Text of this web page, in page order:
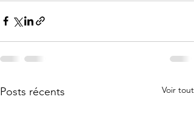
Posts récents Voir tout